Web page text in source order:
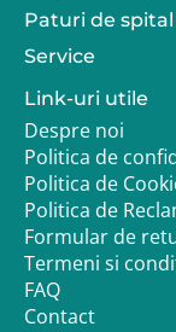
Paturi de spital
Service
Link-uri utile
Despre noi
Politica de
Politica de
Politica de
Formular de
Termeni si
FAQ
Contact